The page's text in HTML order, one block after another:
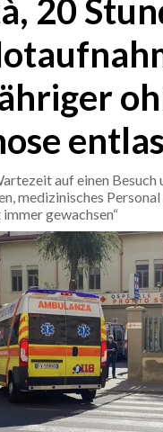
20
auf einen Besuch
medizinisches Personal
gewachsen“